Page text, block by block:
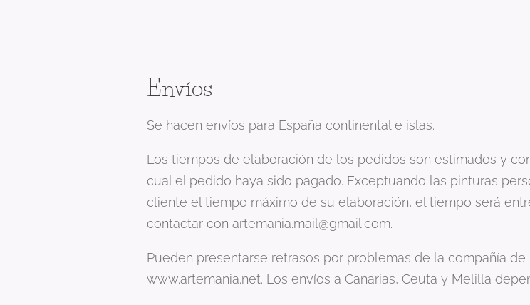
Envíos
Se hacen envíos para España continental e islas.
Los tiempos de elaboración de los pedidos son estimados y
cual el pedido haya sido pagado. Exceptuando las pinturas
cliente el tiempo máximo de su elaboración, el tiempo será
contactar con artemania.mail@gmail.com.
Pueden presentarse retrasos por problemas de la compañía
www.artemania.net. Los envíos a Canarias, Ceuta y Melilla